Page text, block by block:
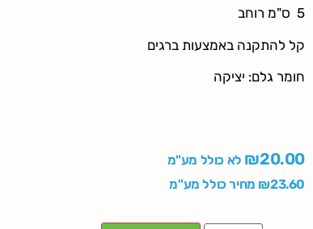
5 ס"מ רוחב
קל להתקנה באמצעות ברגים
חומר גלם: יציקה
₪20.00
לא כולל מע"מ
₪23.60 מחיר כולל מע"מ